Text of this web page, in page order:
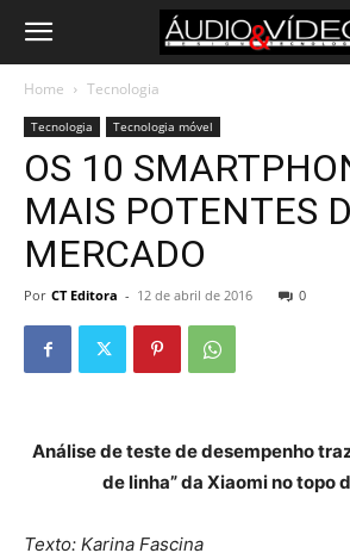
Home Tecnologia
Tecnologia Tecnologia móvel
OS 10
MAIS POTENTES
MERCADO
Por CT Editora - 12 de abril de 2016 0
Análise de teste de desempenho
de linha” da Xiaomi no topo
Texto: Karina Fascina